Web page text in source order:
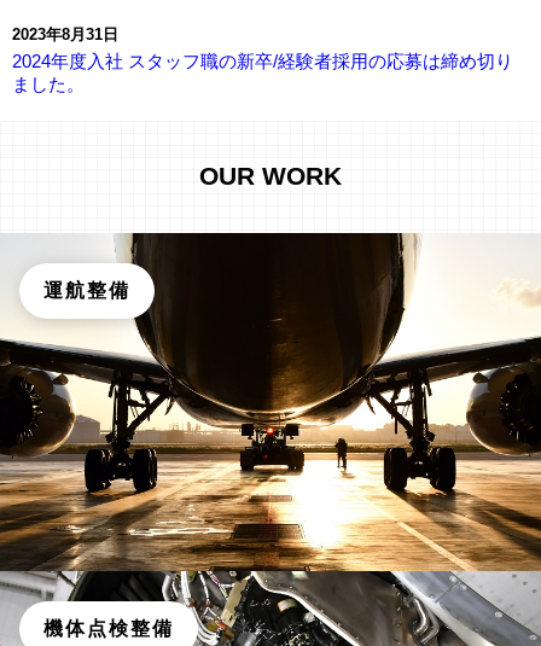
2023年8月31日
2024年度入社 スタッフ職の新卒/経験者採用の応募は締め切り
ました。
OUR WORK
運航整備
機体点検整備